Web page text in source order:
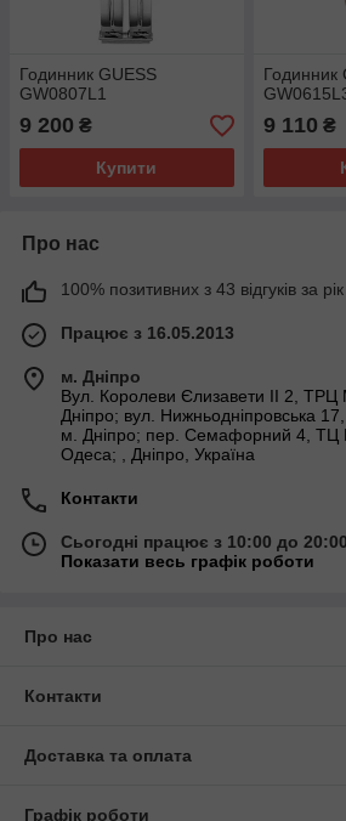
Годинник GUESS
GW0807L1
9 200 ₴
Купити
Годинник
9 110 ₴
Про нас
100% позитивних з 43 відгуків за рік
Працює з 16.05.2013
м. Дніпро
Вул. Королеви Єлизавети ІІ 2,
Дніпро; вул. Нижньодніпровська
м. Дніпро; пер. Семафорний 4, ТЦ
Одеса; , Дніпро, Україна
Контакти
Сьогодні працює з 10:00 до 20:00
Показати весь графік роботи
Про нас
Контакти
Доставка та оплата
Графік роботи